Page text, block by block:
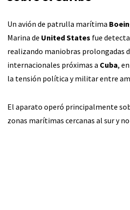
Un avión de patrulla marítima
Marina de United States fue
realizando maniobras prolongadas
internacionales próximas a Cuba,
la tensión política y militar entre
El aparato operó principalmente
zonas marítimas cercanas al sur y